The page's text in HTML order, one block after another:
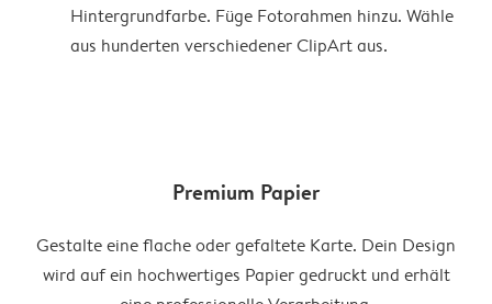
Hintergrundfarbe. Füge Fotorahmen hinzu. Wähle
aus hunderten verschiedener ClipArt aus.
Premium Papier
Gestalte eine flache oder gefaltete Karte. Dein Design
wird auf ein hochwertiges Papier gedruckt und erhält